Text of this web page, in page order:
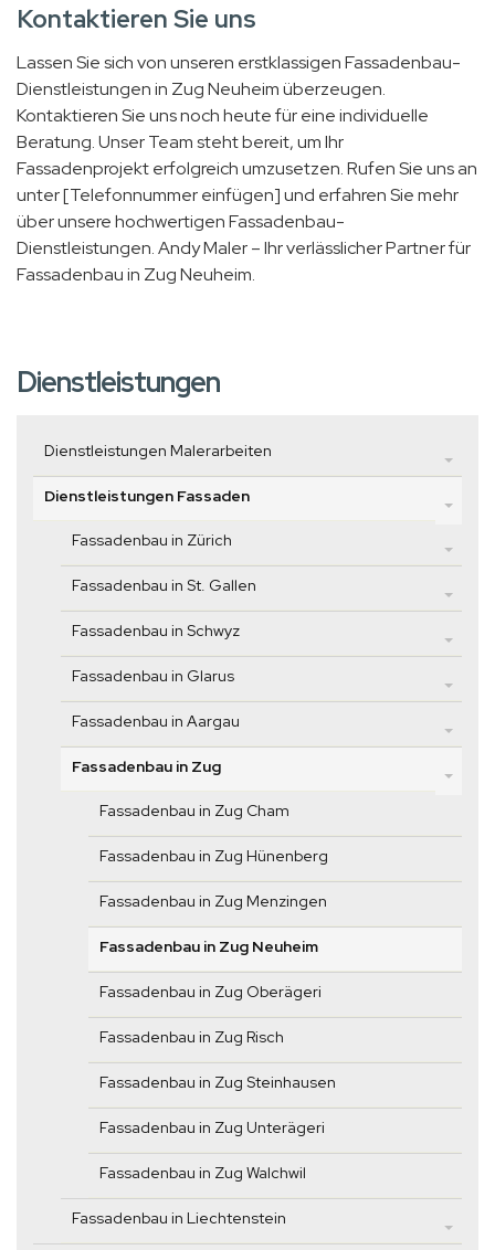
Kontaktieren Sie uns
Lassen Sie sich von unseren erstklassigen Fassadenbau-
Dienstleistungen in Zug Neuheim überzeugen.
Kontaktieren Sie uns noch heute für eine individuelle
Beratung. Unser Team steht bereit, um Ihr
Fassadenprojekt erfolgreich umzusetzen. Rufen Sie uns an
unter [Telefonnummer einfügen] und erfahren Sie mehr
über unsere hochwertigen Fassadenbau-
Dienstleistungen. Andy Maler – Ihr verlässlicher Partner für
Fassadenbau in Zug Neuheim.
Dienstleistungen
Dienstleistungen Malerarbeiten
Dienstleistungen Fassaden
Fassadenbau in Zürich
Fassadenbau in St. Gallen
Fassadenbau in Schwyz
Fassadenbau in Glarus
Fassadenbau in Aargau
Fassadenbau in Zug
Fassadenbau in Zug Cham
Fassadenbau in Zug Hünenberg
Fassadenbau in Zug Menzingen
Fassadenbau in Zug Neuheim
Fassadenbau in Zug Oberägeri
Fassadenbau in Zug Risch
Fassadenbau in Zug Steinhausen
Fassadenbau in Zug Unterägeri
Fassadenbau in Zug Walchwil
Fassadenbau in Liechtenstein